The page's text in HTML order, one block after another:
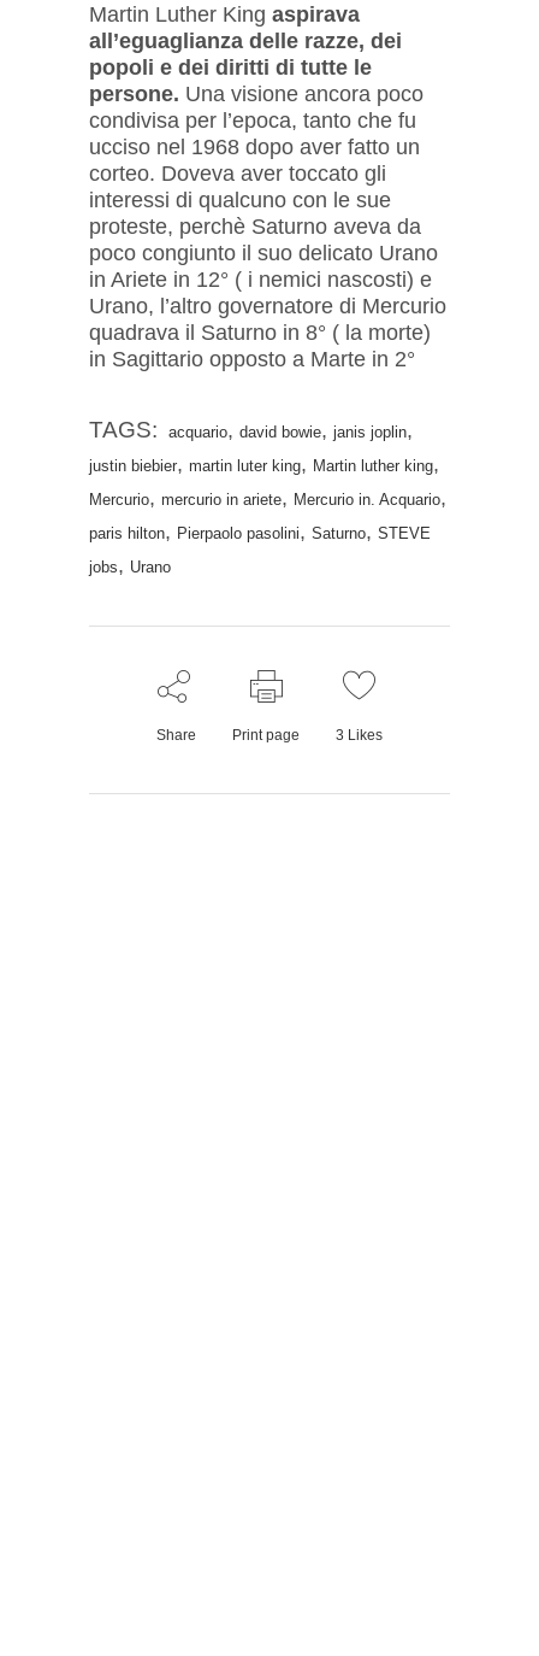
Martin Luther King aspirava
all’eguaglianza delle razze, dei
popoli e dei diritti di tutte le
persone. Una visione ancora poco
condivisa per l’epoca, tanto che fu
ucciso nel 1968 dopo aver fatto un
corteo. Doveva aver toccato gli
interessi di qualcuno con le sue
proteste, perchè Saturno aveva da
poco congiunto il suo delicato Urano
in Ariete in 12° ( i nemici nascosti) e
Urano, l’altro governatore di Mercurio
quadrava il Saturno in 8° ( la morte)
in Sagittario opposto a Marte in 2°
TAGS: acquario, david bowie, janis joplin,
justin biebier, martin luter king, Martin luther king,
Mercurio, mercurio in ariete, Mercurio in. Acquario,
paris hilton, Pierpaolo pasolini, Saturno, STEVE
jobs, Urano
Share Print page 3 Likes